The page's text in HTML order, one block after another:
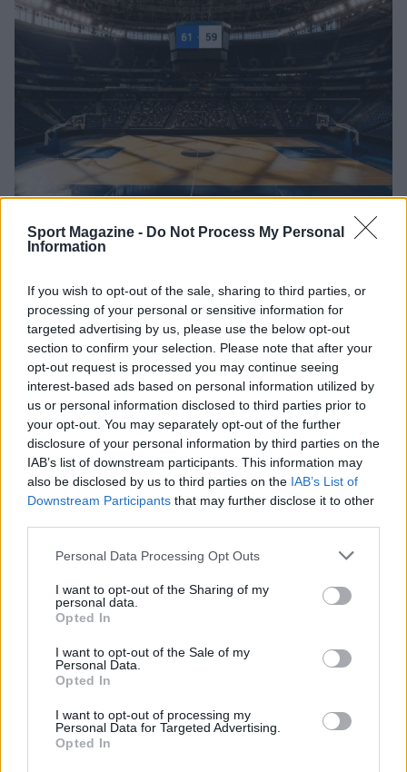
Sport Magazine - Do Not Process My Personal
Information
If you wish to opt-out of the sale, sharing to third parties, or
processing of your personal or sensitive information for
targeted advertising by us, please use the below opt-out
section to confirm your selection. Please note that after your
opt-out request is processed you may continue seeing
interest-based ads based on personal information utilized by
us or personal information disclosed to third parties prior to
your opt-out. You may separately opt-out of the further
disclosure of your personal information by third parties on the
IAB’s list of downstream participants. This information may
also be disclosed by us to third parties on the IAB’s List of
Downstream Participants that may further disclose it to other
Please note that this website/app uses one or more Google
not limited to your visit or usage behaviour. You may click to
grant or deny consent to Google and its third-party tags to
use your data for below specified purposes in below Google
consent section.
Personal Data Processing Opt Outs
I want to opt-out of the Sharing of my
personal data.
Opted In
I want to opt-out of the Sale of my
Personal Data.
Opted In
I want to opt-out of processing my
Personal Data for Targeted Advertising.
Opted In
Europeo Under 18 femminile: l’Italia supera
l’Ungheria in rimonta e vola ai quarti
BASKET
Pistoia Basket 2000 annuncia la partnership con
L’Arte dello Sport per la stagione 2026/27
Ilaria Mauri · 6 Ago 2026